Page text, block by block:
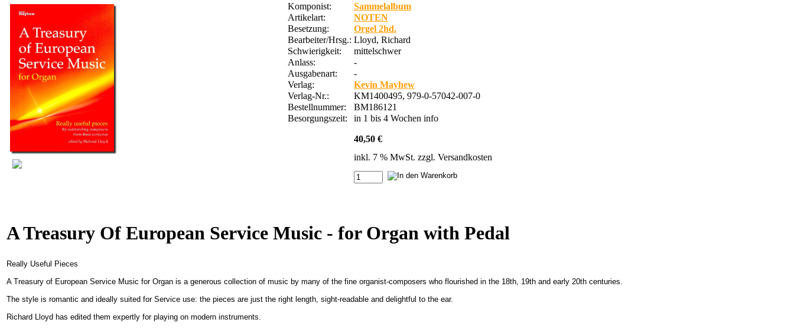
Komponist:
Sammelalbum
Artikelart:
NOTEN
Besetzung:
Orgel 2hd.
Bearbeiter/Hrsg.: Lloyd, Richard
Schwierigkeit:
mittelschwer
Anlass:
-
Ausgabenart:
-
Verlag:
Kevin Mayhew
Verlag-Nr.:
KM1400495, 979-0-57042-007-0
Bestellnummer:
BM186121
Besorgungszeit:
in 1 bis 4 Wochen info
40,50 €
inkl. 7 % MwSt. zzgl. Versandkosten
A Treasury Of European Service Music - for Organ with Pedal
Really Useful Pieces
A Treasury of European Service Music for Organ is a generous collection of music by many of the fine organist-composers who flourished in the 18th, 19th and early 20th centuries.
The style is romantic and ideally suited for Service use: the pieces are just the right length, sight-readable and delightful to the ear.
Richard Lloyd has edited them expertly for playing on modern instruments.